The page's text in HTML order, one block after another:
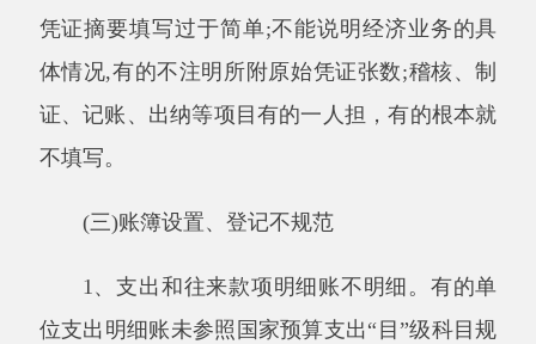
进行资产清查，固定资产清理和盘点工作不彻
底。对盘盈的资产没有及时填制会计凭证并进行
登记;对通过政府采购购置的固定资产没有在账
面反映，或者只列支出，而不相应增加“固定资
(四)会计档案管理欠规范